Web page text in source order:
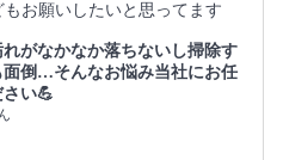
お願いしたいと思ってます
れがなかなか落ちないし掃除す
面倒…そんなお悩み当社にお任
い💪